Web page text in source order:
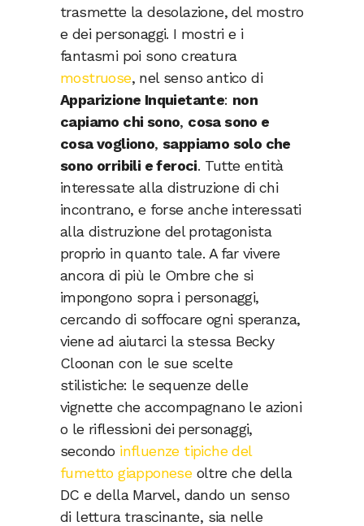
trasmette la desolazione, del mostro
e dei personaggi. I mostri e i
fantasmi poi sono creatura
mostruose, nel senso antico di
Apparizione Inquietante: non
capiamo chi sono, cosa sono e
cosa vogliono, sappiamo solo che
sono orribili e feroci. Tutte entità
interessate alla distruzione di chi
incontrano, e forse anche interessati
alla distruzione del protagonista
proprio in quanto tale. A far vivere
ancora di più le Ombre che si
impongono sopra i personaggi,
cercando di soffocare ogni speranza,
viene ad aiutarci la stessa Becky
Cloonan con le sue scelte
stilistiche: le sequenze delle
vignette che accompagnano le azioni
o le riflessioni dei personaggi,
secondo influenze tipiche del
fumetto giapponeseoltre che della
DC e della Marvel, dando un senso
di lettura trascinante, sia nelle